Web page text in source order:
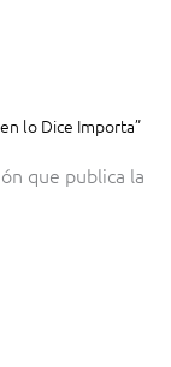
lo Dice Importa”
que publica la